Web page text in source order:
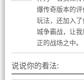
爆传奇版本的
玩法，还加入
城争霸战，让
正的战场之中。
说说你的看法: